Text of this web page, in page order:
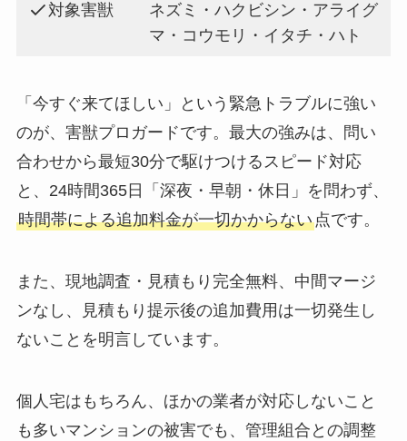
対象害獣
ネズミ・ハクビシン・アライグ
マ・コウモリ・イタチ・ハト
「今すぐ来てほしい」という緊急トラブルに強い
のが、害獣プロガードです。最大の強みは、問い
合わせから最短30分で駆けつけるスピード対応
と、24時間365日「深夜・早朝・休日」を問わず、
時間帯による追加料金が一切かからない点です。
また、現地調査・見積もり完全無料、中間マージ
ンなし、見積もり提示後の追加費用は一切発生し
ないことを明言しています。
個人宅はもちろん、ほかの業者が対応しないこと
も多いマンションの被害でも、管理組合との調整